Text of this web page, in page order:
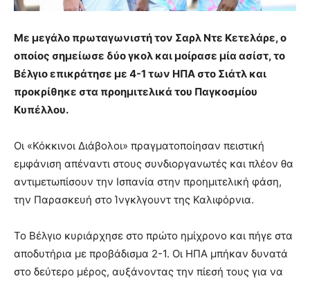
Με μεγάλο πρωταγωνιστή τον Σαρλ Ντε Κετελάρε, ο
οποίος σημείωσε δύο γκολ και μοίρασε μία ασίστ, το
Βέλγιο επικράτησε με 4-1 των ΗΠΑ στο Σιάτλ και
προκρίθηκε στα προημιτελικά του Παγκοσμίου
Κυπέλλου.
Οι «Κόκκινοι Διάβολοι» πραγματοποίησαν πειστική
εμφάνιση απέναντι στους συνδιοργανωτές και πλέον θα
αντιμετωπίσουν την Ισπανία στην προημιτελική φάση,
την Παρασκευή στο Ίνγκλγουντ της Καλιφόρνια.
Το Βέλγιο κυριάρχησε στο πρώτο ημίχρονο και πήγε στα
αποδυτήρια με προβάδισμα 2-1. Οι ΗΠΑ μπήκαν δυνατά
στο δεύτερο μέρος, αυξάνοντας την πίεσή τους για να